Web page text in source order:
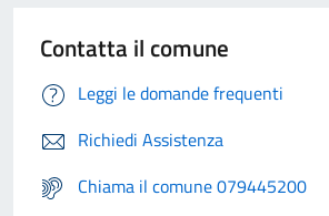
Contatta il comune
Leggi le domande frequenti
Richiedi Assistenza
Chiama il comune 079445200